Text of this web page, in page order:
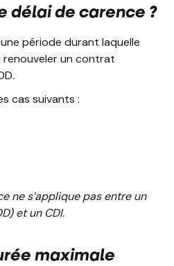
délai de carence ?
période durant laquelle
renouveler un contrat
cas suivants :
ne s’applique pas entre un
et un CDI.
maximale